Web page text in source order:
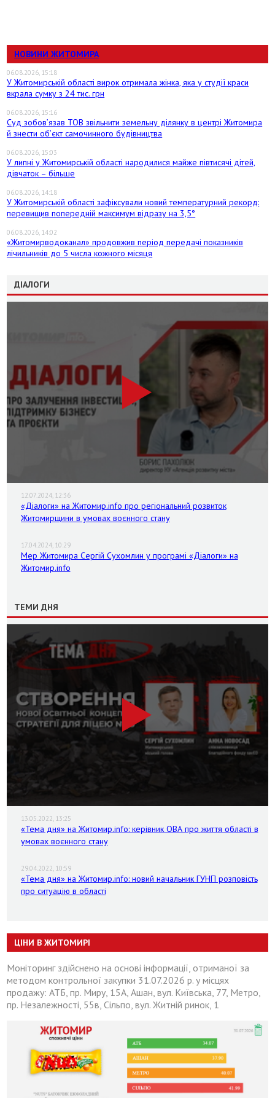
НОВИНИ ЖИТОМИРА
06.08.2026, 15:18
У Житомирській області вирок отримала жінка, яка у студії краси
вкрала сумку з 24 тис. грн
06.08.2026, 15:16
Суд зобов’язав ТОВ звільнити земельну ділянку в центрі Житомира
й знести об’єкт самочинного будівництва
06.08.2026, 15:03
У липні у Житомирській області народилися майже півтисячі дітей,
дівчаток – більше
06.08.2026, 14:18
У Житомирській області зафіксували новий температурний рекорд:
перевищив попередній максимум відразу на 3,5°
06.08.2026, 14:02
«Житомирводоканал» продовжив період передачі показників
лічильників до 5 числа кожного місяця
ДІАЛОГИ
12.07.2024, 12:36
«Діалоги» на Житомир.info про регіональний розвиток
Житомирщини в умовах воєнного стану
17.04.2024, 10:29
Мер Житомира Сергій Сухомлин у програмі «Діалоги» на
Житомир.info
ТЕМИ ДНЯ
13.05.2022, 13:25
«Тема дня» на Житомир.info: керівник ОВА про життя області в
умовах воєнного стану
29.04.2022, 10:59
«Тема дня» на Житомир.info: новий начальник ГУНП розповість
про ситуацію в області
ЦІНИ В ЖИТОМИРІ
Моніторинг здійснено на основі інформації, отриманої за
методом контрольної закупки 31.07.2026 р. у місцях
продажу: АТБ, пр. Миру, 15А, Ашан, вул. Київська, 77, Метро,
пр. Незалежності, 55в, Сільпо, вул. Житній ринок, 1